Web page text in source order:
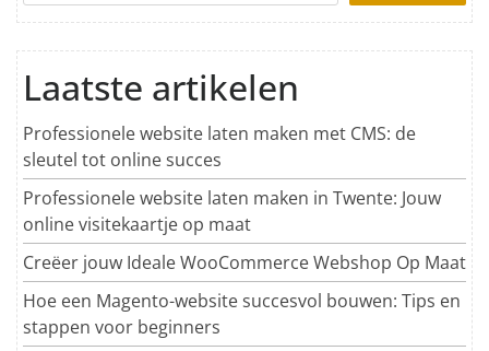
Laatste artikelen
Professionele website laten maken met CMS: de
sleutel tot online succes
Professionele website laten maken in Twente: Jouw
online visitekaartje op maat
Creëer jouw Ideale WooCommerce Webshop Op Maat
Hoe een Magento-website succesvol bouwen: Tips en
stappen voor beginners